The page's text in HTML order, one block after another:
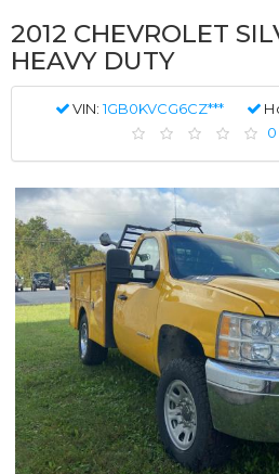
2012 CHEVROLET
HEAVY DUTY
VIN:1GB0KVCG6CZ***